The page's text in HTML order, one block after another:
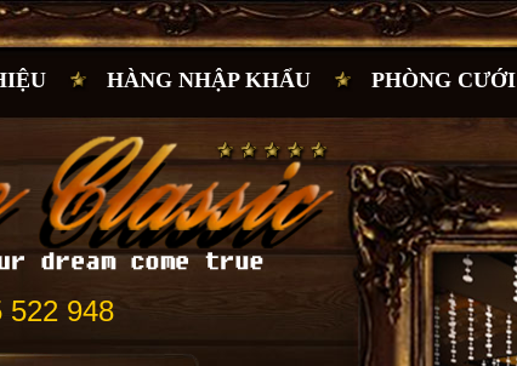
HÀNG NHẬP KHẨU PHÒNG CƯỚI
522 948